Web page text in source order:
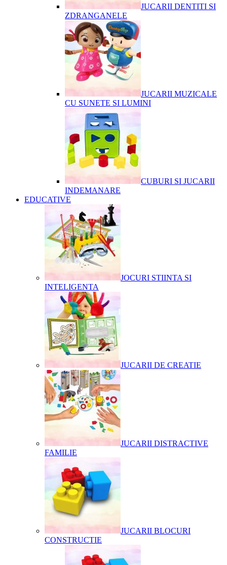
JUCARII DENTITI SI
ZDRANGANELE
JUCARII MUZICALE
CU SUNETE SI LUMINI
CUBURI SI JUCARII
INDEMANARE
EDUCATIVE
JOCURI STIINTA SI
INTELIGENTA
JUCARII DE CREATIE
JUCARII DISTRACTIVE
FAMILIE
JUCARII BLOCURI
CONSTRUCTIE